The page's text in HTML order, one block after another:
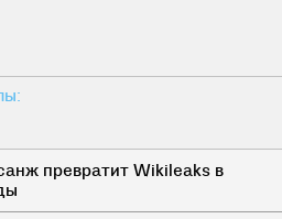
превратит Wikileaks в